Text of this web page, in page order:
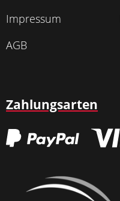
Impressum
AGB
Zahlungsarten